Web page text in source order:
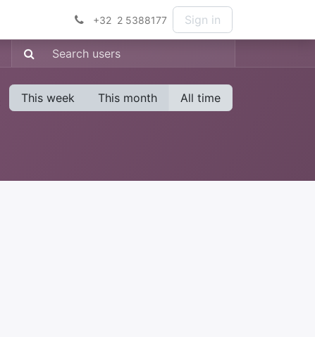
+32 2 5388177 Sign in
This week This month All time